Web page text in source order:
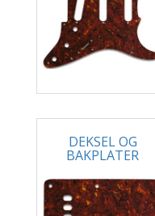
DEKSEL OG
BAKPLATER